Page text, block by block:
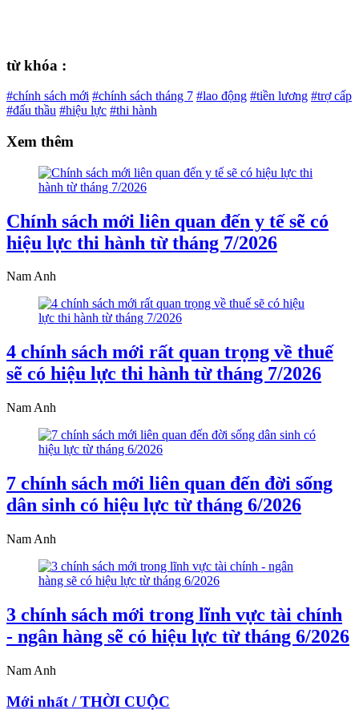
từ khóa :
#chính sách mới #chính sách tháng 7 #lao động #tiền lương #trợ cấp
#đấu thầu #hiệu lực #thi hành
Xem thêm
Chính sách mới liên quan đến y tế sẽ có
hiệu lực thi hành từ tháng 7/2026
Nam Anh
4 chính sách mới rất quan trọng về thuế
sẽ có hiệu lực thi hành từ tháng 7/2026
Nam Anh
7 chính sách mới liên quan đến đời sống
dân sinh có hiệu lực từ tháng 6/2026
Nam Anh
3 chính sách mới trong lĩnh vực tài chính
- ngân hàng sẽ có hiệu lực từ tháng 6/2026
Nam Anh
Mới nhất / THỜI CUỘC